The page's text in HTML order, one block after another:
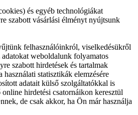
és egyéb technológiákat
szabott vásárlási élményt nyújtsunk
felhasználóinkról, viselkedésükről
weboldalunk folyamatos
szabott hirdetések és tartalmak
használati statisztikák elemzésére
adatait külső szolgáltatókkal is
hirdetési csatornáikon keresztül
de csak akkor, ha Ön már használja